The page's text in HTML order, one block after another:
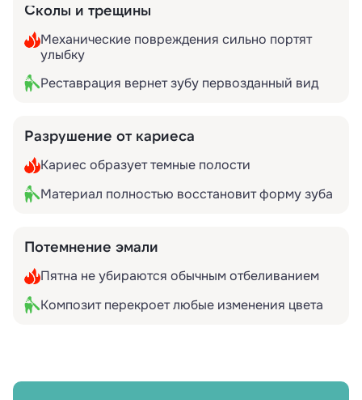
Сколы и трещины
Механические повреждения сильно портят
улыбку
Реставрация вернет зубу первозданный вид
Разрушение от кариеса
Кариес образует темные полости
Материал полностью восстановит форму зуба
Потемнение эмали
Пятна не убираются обычным отбеливанием
Композит перекроет любые изменения цвета